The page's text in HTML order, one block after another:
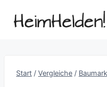
Inhalt
Start / Vergleiche /